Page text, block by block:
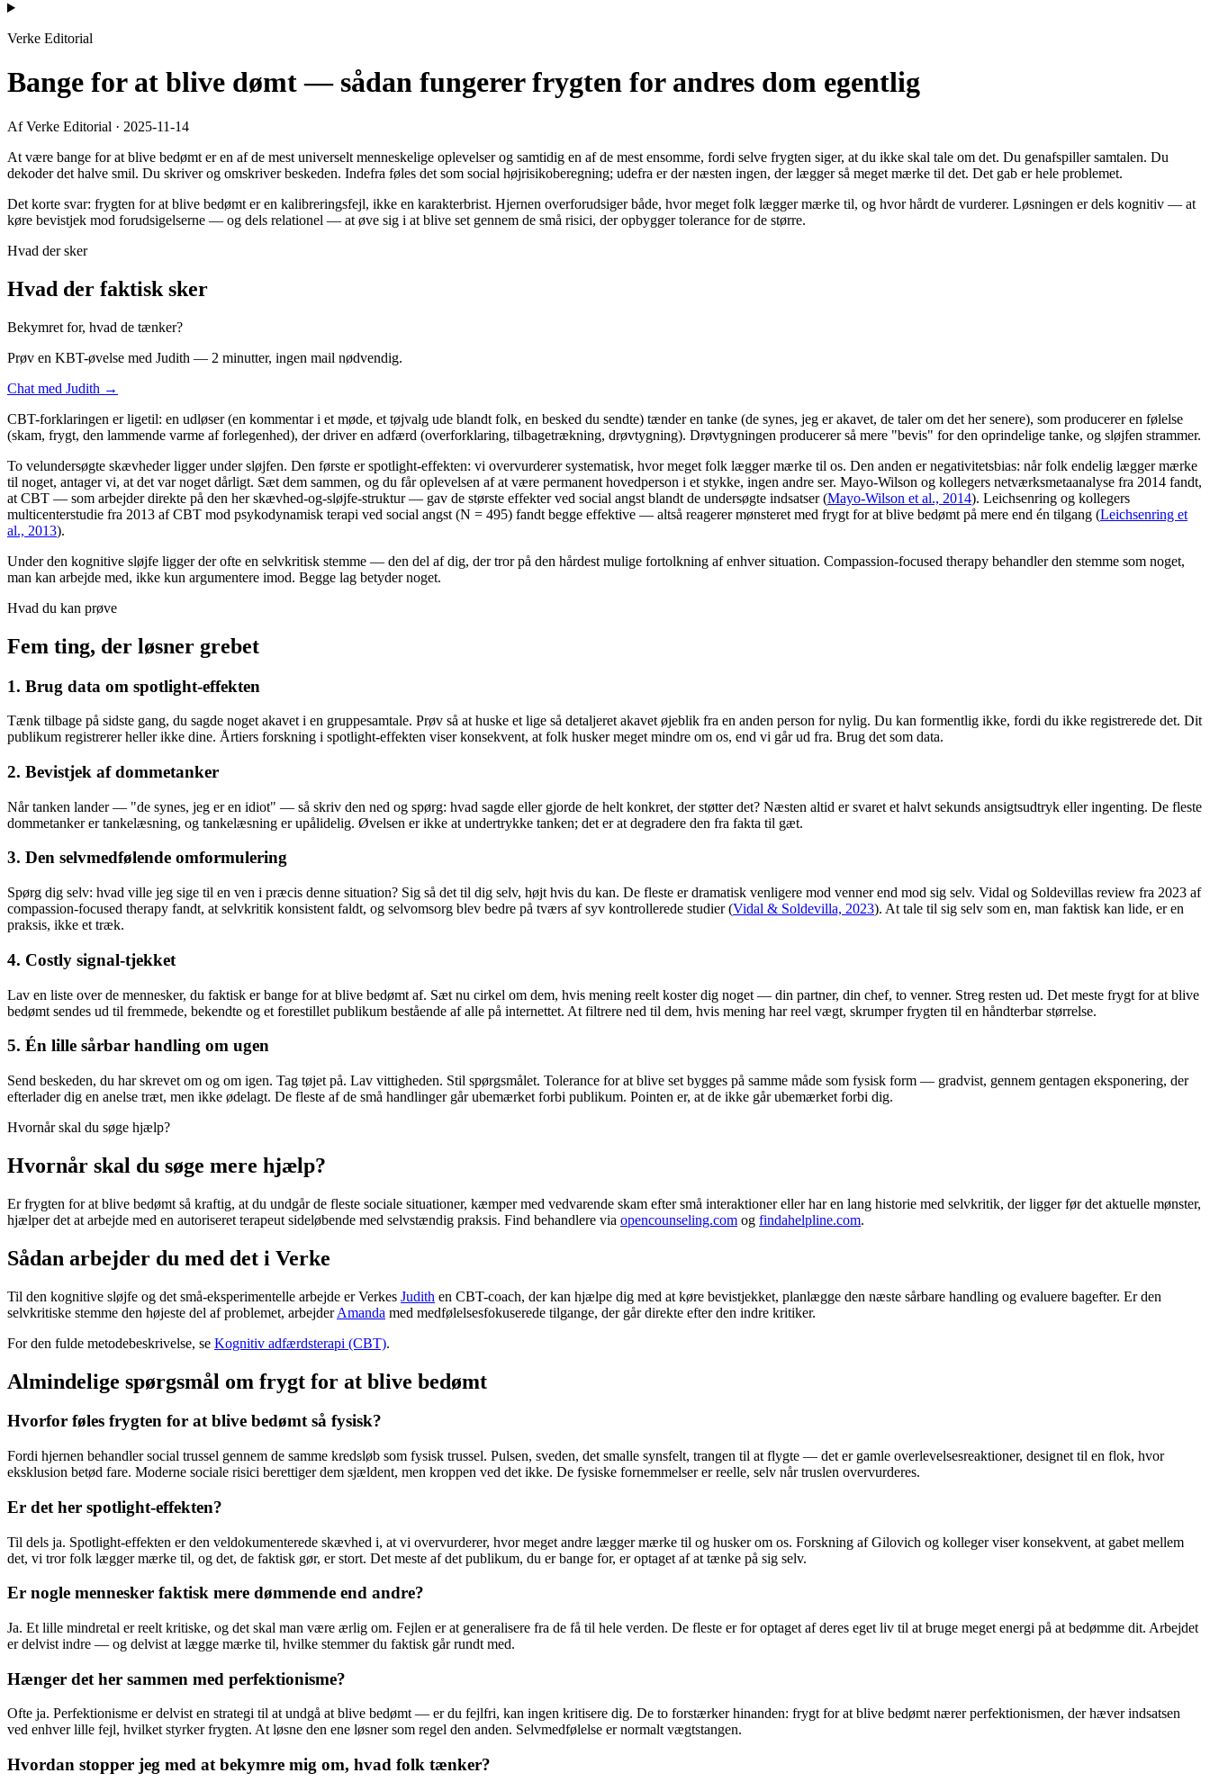
Verke Editorial
Bange for at blive dømt — sådan fungerer frygten for andres dom egentlig
Af Verke Editorial · 2025-11-14
At være bange for at blive bedømt er en af de mest universelt menneskelige oplevelser og samtidig en af de mest ensomme, fordi selve frygten siger, at du ikke skal tale om det. Du genafspiller samtalen. Du
dekoder det halve smil. Du skriver og omskriver beskeden. Indefra føles det som social højrisikoberegning; udefra er der næsten ingen, der lægger så meget mærke til det. Det gab er hele problemet.
Det korte svar: frygten for at blive bedømt er en kalibreringsfejl, ikke en karakterbrist. Hjernen overforudsiger både, hvor meget folk lægger mærke til, og hvor hårdt de vurderer. Løsningen er dels kognitiv — at
køre bevistjek mod forudsigelserne — og dels relationel — at øve sig i at blive set gennem de små risici, der opbygger tolerance for de større.
Hvad der sker
Hvad der faktisk sker
Bekymret for, hvad de tænker?
Prøv en KBT-øvelse med Judith — 2 minutter, ingen mail nødvendig.
Chat med Judith →
CBT-forklaringen er ligetil: en udløser (en kommentar i et møde, et tøjvalg ude blandt folk, en besked du sendte) tænder en tanke (de synes, jeg er akavet, de taler om det her senere), som producerer en følelse
(skam, frygt, den lammende varme af forlegenhed), der driver en adfærd (overforklaring, tilbagetrækning, drøvtygning). Drøvtygningen producerer så mere "bevis" for den oprindelige tanke, og sløjfen strammer.
To velundersøgte skævheder ligger under sløjfen. Den første er spotlight-effekten: vi overvurderer systematisk, hvor meget folk lægger mærke til os. Den anden er negativitetsbias: når folk endelig lægger mærke
til noget, antager vi, at det var noget dårligt. Sæt dem sammen, og du får oplevelsen af at være permanent hovedperson i et stykke, ingen andre ser. Mayo-Wilson og kollegers netværksmetaanalyse fra 2014 fandt,
at CBT — som arbejder direkte på den her skævhed-og-sløjfe-struktur — gav de største effekter ved social angst blandt de undersøgte indsatser (Mayo-Wilson et al., 2014). Leichsenring og kollegers
multicenterstudie fra 2013 af CBT mod psykodynamisk terapi ved social angst (N = 495) fandt begge effektive — altså reagerer mønsteret med frygt for at blive bedømt på mere end én tilgang (Leichsenring et
al., 2013).
Under den kognitive sløjfe ligger der ofte en selvkritisk stemme — den del af dig, der tror på den hårdest mulige fortolkning af enhver situation. Compassion-focused therapy behandler den stemme som noget,
man kan arbejde med, ikke kun argumentere imod. Begge lag betyder noget.
Hvad du kan prøve
Fem ting, der løsner grebet
1. Brug data om spotlight-effekten
Tænk tilbage på sidste gang, du sagde noget akavet i en gruppesamtale. Prøv så at huske et lige så detaljeret akavet øjeblik fra en anden person for nylig. Du kan formentlig ikke, fordi du ikke registrerede det. Dit
publikum registrerer heller ikke dine. Årtiers forskning i spotlight-effekten viser konsekvent, at folk husker meget mindre om os, end vi går ud fra. Brug det som data.
2. Bevistjek af dommetanker
Når tanken lander — "de synes, jeg er en idiot" — så skriv den ned og spørg: hvad sagde eller gjorde de helt konkret, der støtter det? Næsten altid er svaret et halvt sekunds ansigtsudtryk eller ingenting. De fleste
dommetanker er tankelæsning, og tankelæsning er upålidelig. Øvelsen er ikke at undertrykke tanken; det er at degradere den fra fakta til gæt.
3. Den selvmedfølende omformulering
Spørg dig selv: hvad ville jeg sige til en ven i præcis denne situation? Sig så det til dig selv, højt hvis du kan. De fleste er dramatisk venligere mod venner end mod sig selv. Vidal og Soldevillas review fra 2023 af
compassion-focused therapy fandt, at selvkritik konsistent faldt, og selvomsorg blev bedre på tværs af syv kontrollerede studier (Vidal & Soldevilla, 2023). At tale til sig selv som en, man faktisk kan lide, er en
praksis, ikke et træk.
4. Costly signal-tjekket
Lav en liste over de mennesker, du faktisk er bange for at blive bedømt af. Sæt nu cirkel om dem, hvis mening reelt koster dig noget — din partner, din chef, to venner. Streg resten ud. Det meste frygt for at blive
bedømt sendes ud til fremmede, bekendte og et forestillet publikum bestående af alle på internettet. At filtrere ned til dem, hvis mening har reel vægt, skrumper frygten til en håndterbar størrelse.
5. Én lille sårbar handling om ugen
Send beskeden, du har skrevet om og om igen. Tag tøjet på. Lav vittigheden. Stil spørgsmålet. Tolerance for at blive set bygges på samme måde som fysisk form — gradvist, gennem gentagen eksponering, der
efterlader dig en anelse træt, men ikke ødelagt. De fleste af de små handlinger går ubemærket forbi publikum. Pointen er, at de ikke går ubemærket forbi dig.
Hvornår skal du søge hjælp?
Hvornår skal du søge mere hjælp?
Er frygten for at blive bedømt så kraftig, at du undgår de fleste sociale situationer, kæmper med vedvarende skam efter små interaktioner eller har en lang historie med selvkritik, der ligger før det aktuelle mønster,
hjælper det at arbejde med en autoriseret terapeut sideløbende med selvstændig praksis. Find behandlere via opencounseling.com og findahelpline.com.
Sådan arbejder du med det i Verke
Til den kognitive sløjfe og det små-eksperimentelle arbejde er Verkes Judith en CBT-coach, der kan hjælpe dig med at køre bevistjekket, planlægge den næste sårbare handling og evaluere bagefter. Er den
selvkritiske stemme den højeste del af problemet, arbejderAmanda med medfølelsesfokuserede tilgange, der går direkte efter den indre kritiker.
For den fulde metodebeskrivelse, se Kognitiv adfærdsterapi (CBT).
Almindelige spørgsmål om frygt for at blive bedømt
Hvorfor føles frygten for at blive bedømt så fysisk?
Fordi hjernen behandler social trussel gennem de samme kredsløb som fysisk trussel. Pulsen, sveden, det smalle synsfelt, trangen til at flygte — det er gamle overlevelsesreaktioner, designet til en flok, hvor
eksklusion betød fare. Moderne sociale risici berettiger dem sjældent, men kroppen ved det ikke. De fysiske fornemmelser er reelle, selv når truslen overvurderes.
Er det her spotlight-effekten?
Til dels ja. Spotlight-effekten er den veldokumenterede skævhed i, at vi overvurderer, hvor meget andre lægger mærke til og husker om os. Forskning af Gilovich og kolleger viser konsekvent, at gabet mellem
det, vi tror folk lægger mærke til, og det, de faktisk gør, er stort. Det meste af det publikum, du er bange for, er optaget af at tænke på sig selv.
Er nogle mennesker faktisk mere dømmende end andre?
Ja. Et lille mindretal er reelt kritiske, og det skal man være ærlig om. Fejlen er at generalisere fra de få til hele verden. De fleste er for optaget af deres eget liv til at bruge meget energi på at bedømme dit. Arbejdet
er delvist indre — og delvist at lægge mærke til, hvilke stemmer du faktisk går rundt med.
Hænger det her sammen med perfektionisme?
Ofte ja. Perfektionisme er delvist en strategi til at undgå at blive bedømt — er du fejlfri, kan ingen kritisere dig. De to forstærker hinanden: frygt for at blive bedømt nærer perfektionismen, der hæver indsatsen
ved enhver lille fejl, hvilket styrker frygten. At løsne den ene løsner som regel den anden. Selvmedfølelse er normalt vægtstangen.
Hvordan stopper jeg med at bekymre mig om, hvad folk tænker?